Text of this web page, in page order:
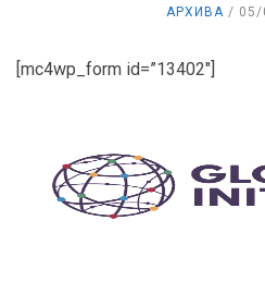
АРХИВА 05/
[mc4wp_form id=”13402″]